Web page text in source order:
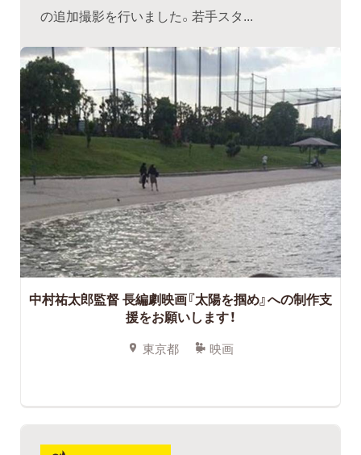
の追加撮影を行いました。若手スタ...
中村祐太郎監督 長編劇映画『太陽を掴め』への制作支
援をお願いします！
東京都 映画